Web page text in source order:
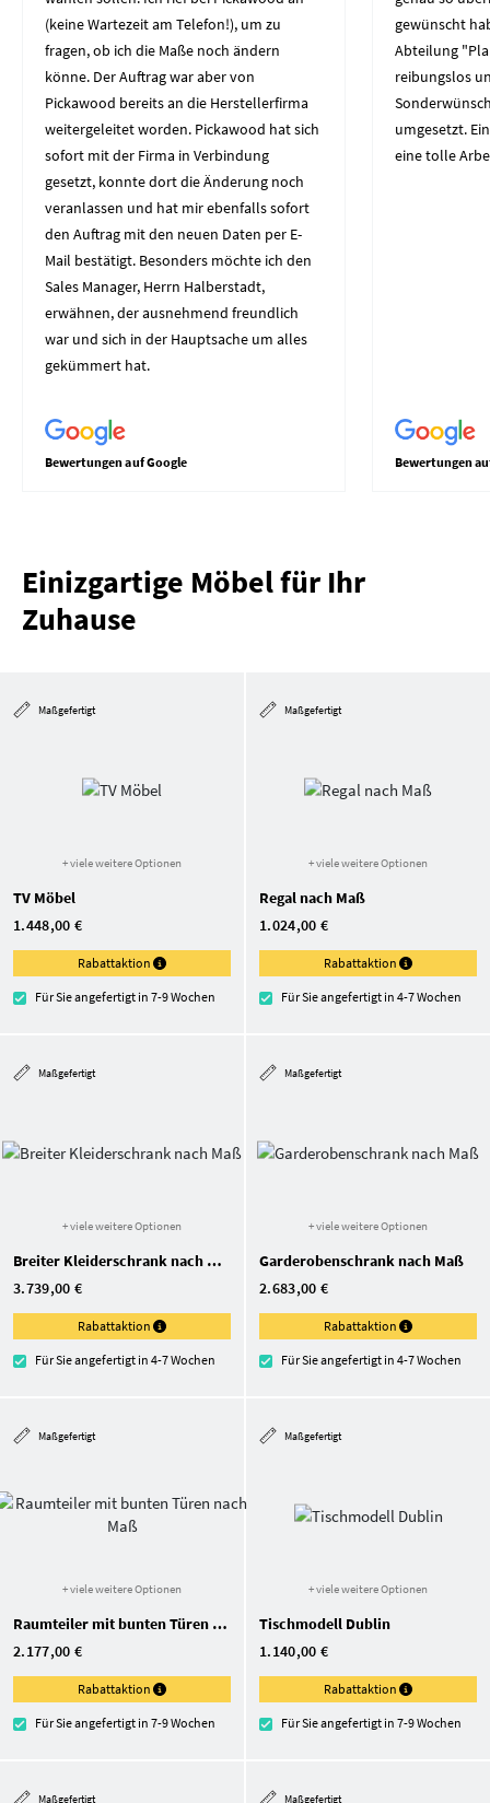
(keine Wartezeit am Telefon!), um zu
fragen, ob ich die Maße noch ändern
könne. Der Auftrag war aber von
Pickawood bereits an die Herstellerfirma
weitergeleitet worden. Pickawood hat sich
sofort mit der Firma in Verbindung
gesetzt, konnte dort die Änderung noch
veranlassen und hat mir ebenfalls sofort
den Auftrag mit den neuen Daten per E-
Mail bestätigt. Besonders möchte ich den
Sales Manager, Herrn Halberstadt,
erwähnen, der ausnehmend freundlich
war und sich in der Hauptsache um alles
gekümmert hat.
Bewertungen auf Google
gewünscht
Abteilung
reibungslos
umgesetzt.
eine tolle
Bewertungen
Einizgartige Möbel für Ihr
Zuhause
Maßgefertigt
+ viele weitere Optionen
TV Möbel
1.448,00 €
Rabattaktion
Für Sie angefertigt in 7-9 Wochen
Maßgefertigt
+ viele weitere Optionen
Regal nach Maß
1.024,00 €
Rabattaktion
Für Sie angefertigt in 4-7 Wochen
Maßgefertigt
+ viele weitere Optionen
Breiter Kleiderschrank nach Maß
3.739,00 €
Rabattaktion
Für Sie angefertigt in 4-7 Wochen
Maßgefertigt
+ viele weitere Optionen
Garderoben­schrank nach Maß
2.683,00 €
Rabattaktion
Für Sie angefertigt in 4-7 Wochen
Maßgefertigt
+ viele weitere Optionen
Raumteiler mit bunten Türen nach Maß
2.177,00 €
Rabattaktion
Für Sie angefertigt in 7-9 Wochen
Maßgefertigt
+ viele weitere Optionen
Tischmodell Dublin
1.140,00 €
Rabattaktion
Für Sie angefertigt in 7-9 Wochen
Maßgefertigt Maßgefertigt